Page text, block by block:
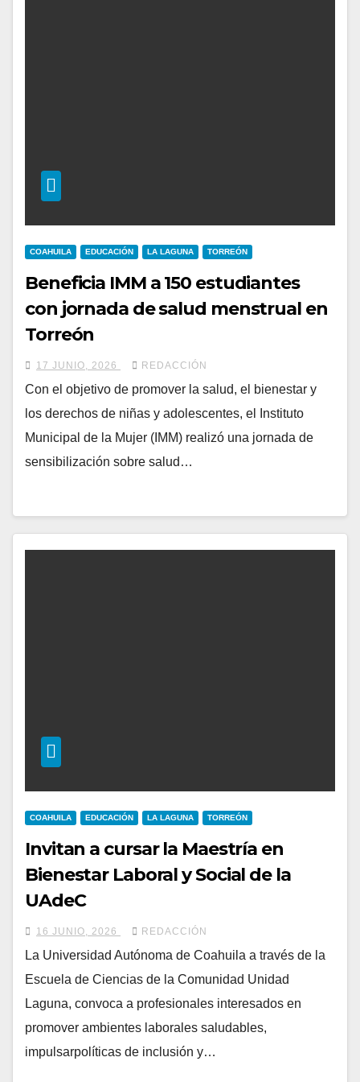
COAHUILA EDUCACIÓN LA LAGUNA TORREÓN
Beneficia IMM a 150 estudiantes
con jornada de salud menstrual en
Torreón
17 JUNIO, 2026 REDACCIÓN
Con el objetivo de promover la salud, el bienestar y
los derechos de niñas y adolescentes, el Instituto
Municipal de la Mujer (IMM) realizó una jornada de
sensibilización sobre salud…
COAHUILA EDUCACIÓN LA LAGUNA TORREÓN
Invitan a cursar la Maestría en
Bienestar Laboral y Social de la
UAdeC
16 JUNIO, 2026 REDACCIÓN
La Universidad Autónoma de Coahuila a través de la
Escuela de Ciencias de la Comunidad Unidad
Laguna, convoca a profesionales interesados en
promover ambientes laborales saludables,
impulsarpolíticas de inclusión y…